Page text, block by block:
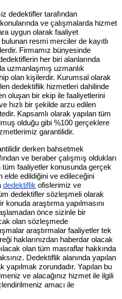
dedektifler tarafından
ve çalışmalarda hizmet
uygun olarak faaliyet
resmi merciler de kayıtlı
Firmamız bünyesinde
her biri alanlarında
uzmanlaşmış uzmanlık
olan kişilerdir. Kurumsal olarak
dedektiflik hizmetleri dahilinde
oluşan bir ekip ile faaliyetlerini
hızlı bir şekilde arzu edilen
Kapsamlı olarak yapılan tüm
olduğu gibi %100 gerçeklere
garantilidir.
derken bahsetmek
ve beraber çalışmış oldukları
tüm faaliyetler konusunda gerçek
elde edildiğini ve edileceğini
dedektiflik ofislerimiz ve
dedektifler sözleşmeli olarak
araştırma yapılmasını
önce sizinle bir
olan sözleşmede
araştırmalar faaliyetler tek
haklarınızdan haberdar olacak
olan tüm masraflar hakkında
Dedektiflik alanında yapılan
zorundadır. Yapılan bu
ve alacağınız hizmet ile ilgili
amacı ile